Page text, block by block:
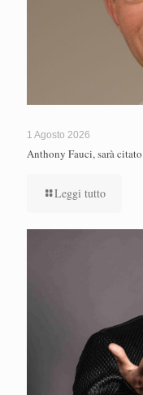
1 Agosto 2026
Anthony Fauci, sarà
Leggi tutto